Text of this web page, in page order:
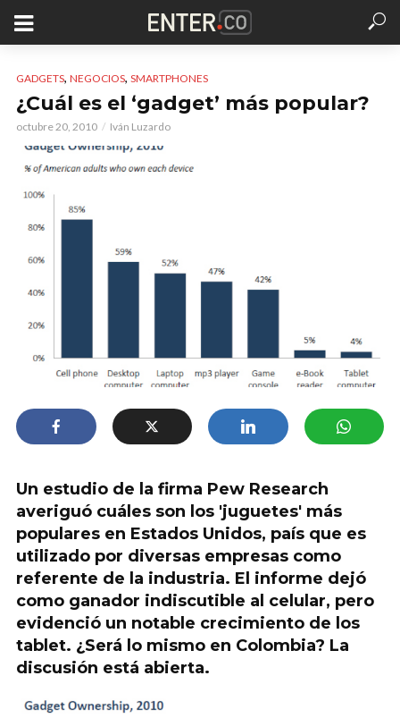
GADGETS, NEGOCIOS, SMARTPHONES
¿Cuál es el ‘gadget’ más popular?
octubre 20, 2010 Iván Luzardo
Un estudio de la firma Pew Research
averiguó cuáles son los 'juguetes' más
populares en Estados Unidos, país que es
utilizado por diversas empresas como
referente de la industria. El informe dejó
como ganador indiscutible al celular, pero
evidenció un notable crecimiento de los
tablet. ¿Será lo mismo en Colombia? La
discusión está abierta.